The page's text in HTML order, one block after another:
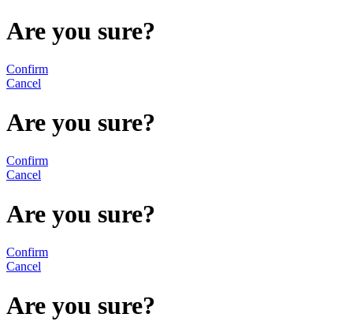
Are you sure?
Confirm
Cancel
Are you sure?
Confirm
Cancel
Are you sure?
Confirm
Cancel
Are you sure?